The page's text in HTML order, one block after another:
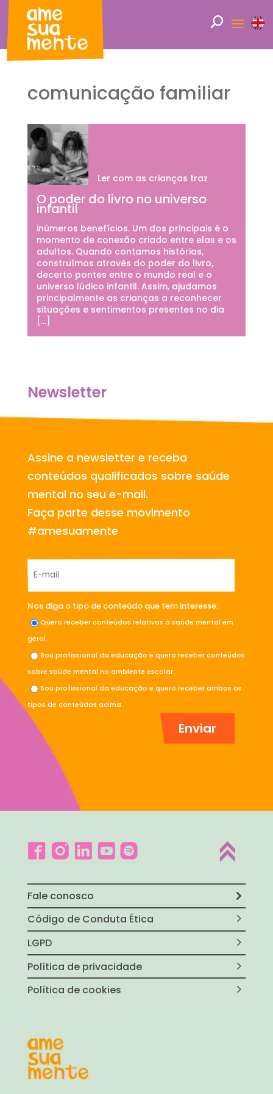
comunicação familiar
O poder do livro no universo
infantil
Ler com as crianças traz
inúmeros benefícios. Um dos principais é o
momento de conexão criado entre elas e os
adultos. Quando contamos histórias,
construímos através do poder do livro,
decerto pontes entre o mundo real e o
universo lúdico infantil. Assim, ajudamos
principalmente as crianças a reconhecer
situações e sentimentos presentes no dia
[…]
Newsletter
Assine a newsletter e receba
conteúdos qualificados sobre saúde
mental no seu e-mail.
Faça parte desse movimento
#amesuamente
Nos diga o tipo de conteúdo que tem interesse:
Quero receber conteúdos relativos à saúde mental em
geral.
Sou profissional da educação e quero receber conteúdos
sobre saúde mental no ambiente escolar.
Sou profissional da educação e quero receber ambos os
tipos de conteúdos acima.
Fale conosco
Código de Conduta Ética
LGPD
Política de privacidade
Política de cookies